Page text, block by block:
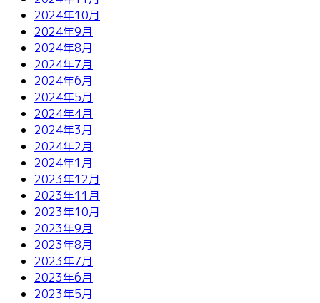
2024年10月
2024年9月
2024年8月
2024年7月
2024年6月
2024年5月
2024年4月
2024年3月
2024年2月
2024年1月
2023年12月
2023年11月
2023年10月
2023年9月
2023年8月
2023年7月
2023年6月
2023年5月